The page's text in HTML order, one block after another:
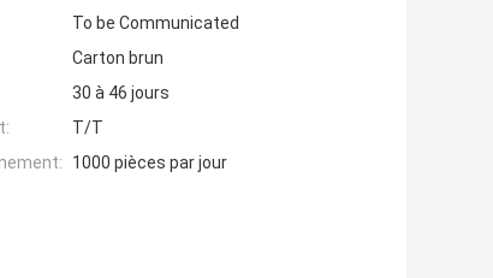
To be Communicated
Carton brun
30 à 46 jours
T/T
1000 pièces par jour